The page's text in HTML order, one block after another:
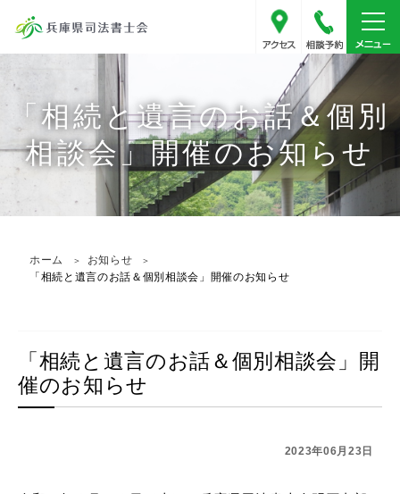
アクセス 078-
「相続と遺言のお話＆個別
相談会」開催のお知らせ
ホーム
お知らせ
「相続と遺言のお話＆個別相談会」開催のお知らせ
「相続と遺言のお話＆個別相談会」開
催のお知らせ
2023年06月23日